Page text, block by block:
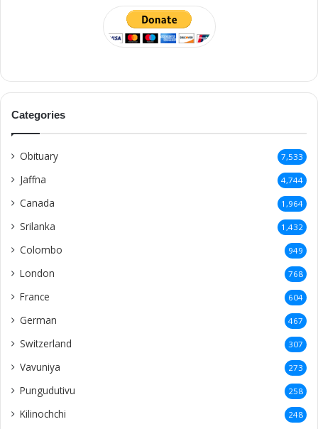
Categories
Obituary 7,533
Jaffna 4,744
Canada 1,964
Srilanka 1,432
Colombo 949
London 768
France 604
German 467
Switzerland 307
Vavuniya 273
Pungudutivu 258
Kilinochchi 248